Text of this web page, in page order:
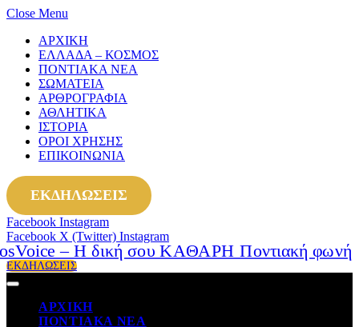
Close Menu
ΑΡΧΙΚΗ
ΕΛΛΑΔΑ – ΚΟΣΜΟΣ
ΠΟΝΤΙΑΚΑ ΝΕΑ
ΣΩΜΑΤΕΙΑ
ΑΡΘΡΟΓΡΑΦΙΑ
ΑΘΛΗΤΙΚΑ
ΙΣΤΟΡΙΑ
ΟΡΟΙ ΧΡΗΣΗΣ
ΕΠΙΚΟΙΝΩΝΙΑ
ΕΚΔΗΛΩΣΕΙΣ
Facebook Instagram
Facebook X (Twitter) Instagram
ΕΚΔΗΛΩΣΕΙΣ
ΑΡΧΙΚΗ
ΠΟΝΤΙΑΚΑ ΝΕΑ